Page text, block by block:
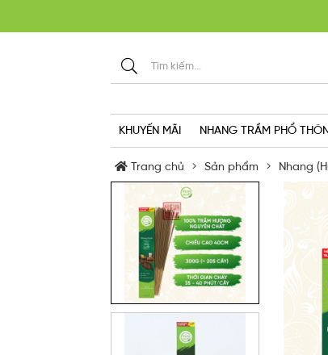
KHUYẾN MÃI NHANG TRẦM PHỔ
Trang chủ Sản phẩm Nhang